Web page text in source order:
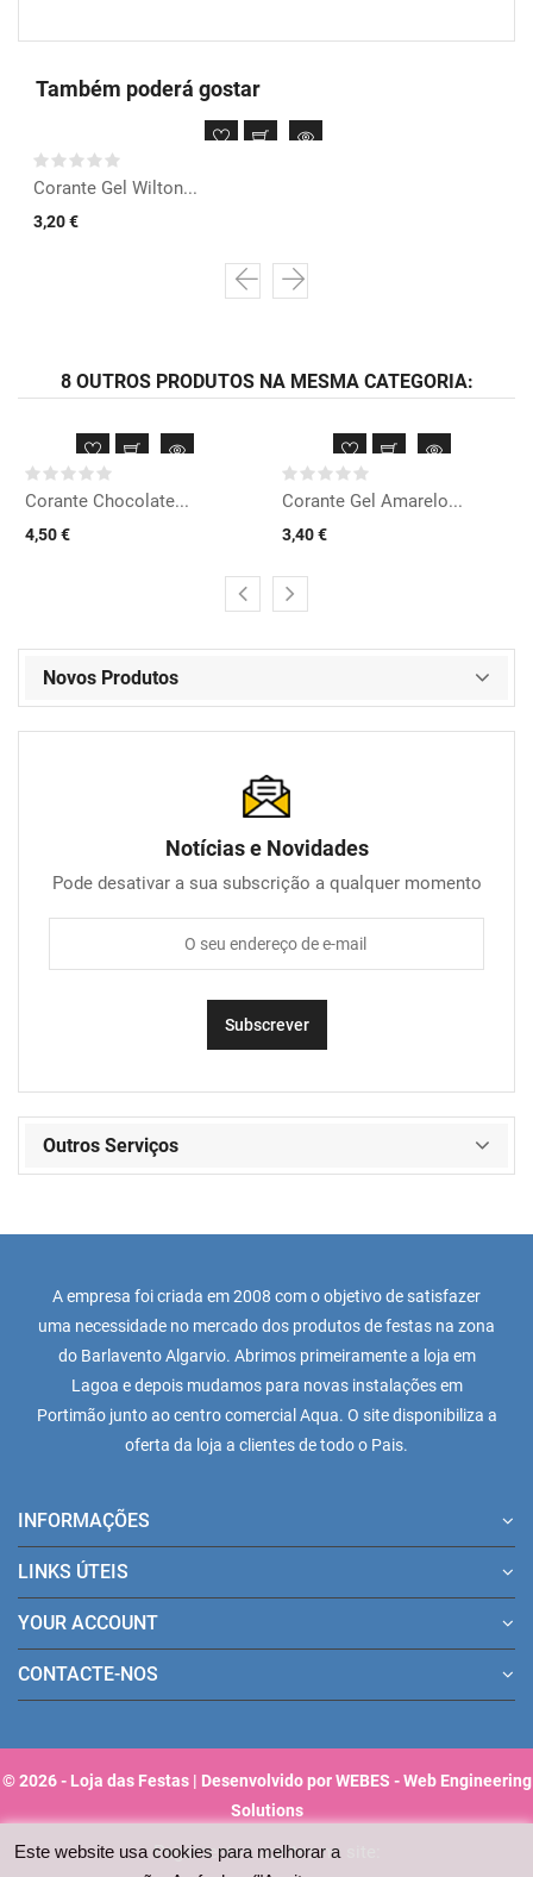
Este website usa cookies para melhorar a
Também poderá gostar
Corante Gel Wilton...
3,20 €
8 OUTROS PRODUTOS NA MESMA CATEGORIA:
Corante Chocolate...
4,50 €
Corante Gel Amarelo...
3,40 €
Novos Produtos
Notícias e Novidades
Pode desativar a sua subscrição a qualquer momento
Outros Serviços
A empresa foi criada em 2008 com o objetivo de satisfazer
uma necessidade no mercado dos produtos de festas na zona
do Barlavento Algarvio. Abrimos primeiramente a loja em
Lagoa e depois mudamos para novas instalações em
Portimão junto ao centro comercial Aqua. O site disponibiliza a
oferta da loja a clientes de todo o Pais.
INFORMAÇÕES
LINKS ÚTEIS
YOUR ACCOUNT
CONTACTE-NOS
© 2026 - Loja das Festas | Desenvolvido por WEBES - Web Engineering
Solutions
Pagamentos aceites no site: